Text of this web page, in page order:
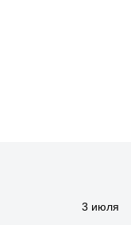
3 июля